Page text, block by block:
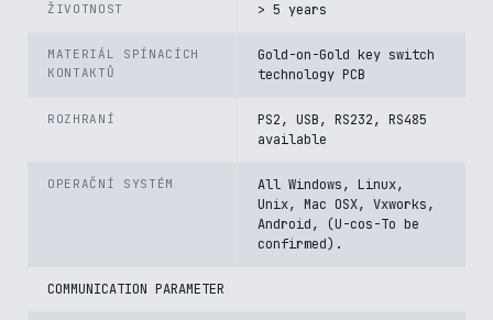
ŽIVOTNOST > 5 years
MATERIÁL SPÍNACÍCH
KONTAKTŮ
Gold-on-Gold key switch
technology PCB
ROZHRANÍ
PS2, USB, RS232, RS485
available
OPERAČNÍ SYSTÉM
All Windows, Linux,
Unix, Mac OSX, Vxworks,
Android, (U-cos-To be
confirmed).
COMMUNICATION PARAMETER